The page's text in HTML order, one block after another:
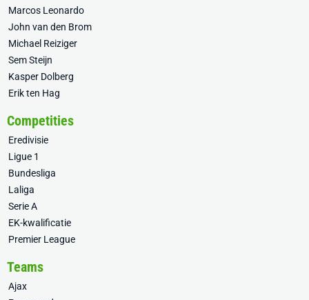
Marcos Leonardo
John van den Brom
Michael Reiziger
Sem Steijn
Kasper Dolberg
Erik ten Hag
Competities
Eredivisie
Ligue 1
Bundesliga
Laliga
Serie A
EK-kwalificatie
Premier League
Teams
Ajax